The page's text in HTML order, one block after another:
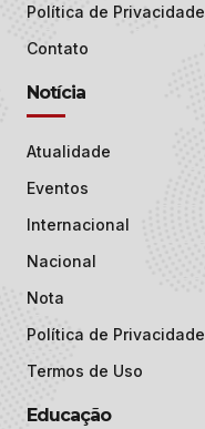
Política de Privacidade
Contato
Notícia
Atualidade
Eventos
Internacional
Nacional
Nota
Política de Privacidade
Termos de Uso
Educação